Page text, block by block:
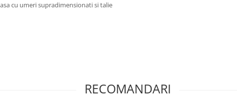
cu umeri supradimensionati si talie
RECOMANDARI